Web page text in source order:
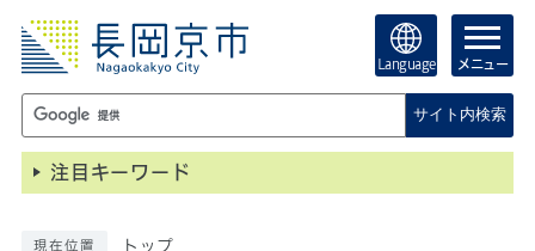
Language メニュー
サイト内検索
注目キーワード
現在位置 トップ